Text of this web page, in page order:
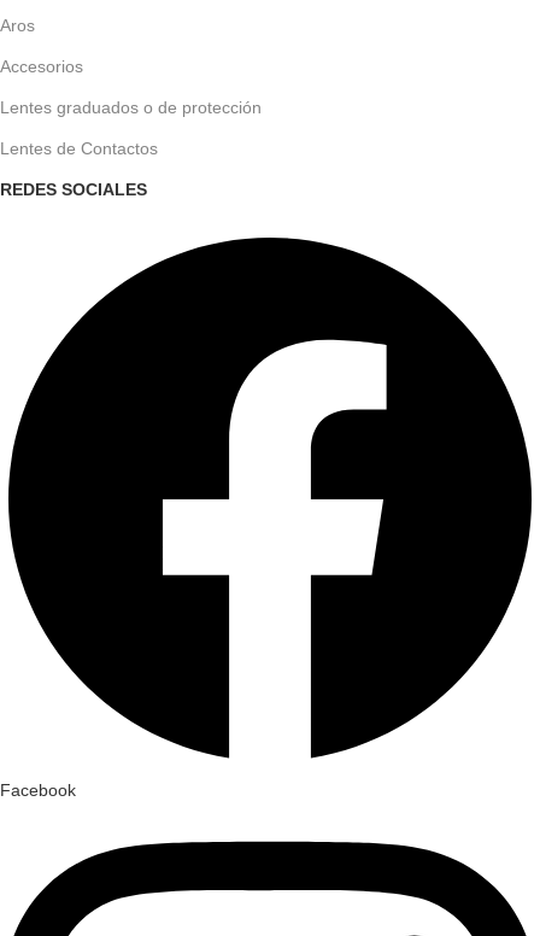
Aros
Accesorios
Lentes graduados o de protección
Lentes de Contactos
REDES SOCIALES
Facebook